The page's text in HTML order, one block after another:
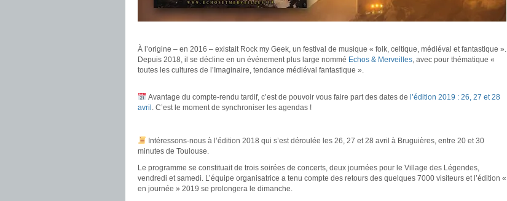
À l’origine – en 2016 – existait Rock my Geek, un festival de musique « folk, celtique, médiéval et fantastique ».
Depuis 2018, il se décline en un événement plus large nommé Echos & Merveilles, avec pour thématique «
toutes les cultures de l’Imaginaire, tendance médiéval fantastique ».
Avantage du compte-rendu tardif, c’est de pouvoir vous faire part des dates de l’édition 2019 : 26, 27 et 28
avril . C’est le moment de synchroniser les agendas !
Intéressons-nous à l’édition 2018 qui s’est déroulée les 26, 27 et 28 avril à Bruguières, entre 20 et 30
minutes de Toulouse.
Le programme se constituait de trois soirées de concerts, deux journées pour le Village des Légendes,
vendredi et samedi. L’équipe organisatrice a tenu compte des retours des quelques 7000 visiteurs et l’édition «
en journée » 2019 se prolongera le dimanche.